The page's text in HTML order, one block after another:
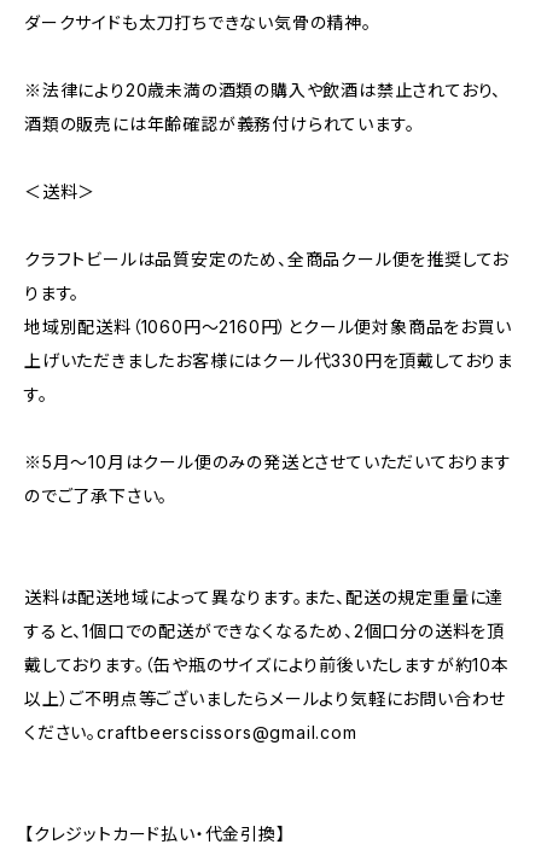
ダークサイドも太刀打ちできない気骨の精神。
※法律により20歳未満の酒類の購入や飲酒は禁止されており、
酒類の販売には年齢確認が義務付けられています。
＜送料＞
クラフトビールは品質安定のため、全商品クール便を推奨してお
ります。
地域別配送料（1060円～2160円）とクール便対象商品をお買い
上げいただきましたお客様にはクール代330円を頂戴しておりま
す。
※5月～10月はクール便のみの発送とさせていただいております
のでご了承下さい。
送料は配送地域によって異なります。また、配送の規定重量に達
すると、1個口での配送ができなくなるため、2個口分の送料を頂
戴しております。（缶や瓶のサイズにより前後いたしますが約10本
以上）ご不明点等ございましたらメールより気軽にお問い合わせ
ください。craftbeerscissors@gmail.com
【クレジットカード払い・代金引換】